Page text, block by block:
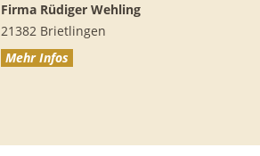
Firma Rüdiger Wehling
21382 Brietlingen
Mehr Infos